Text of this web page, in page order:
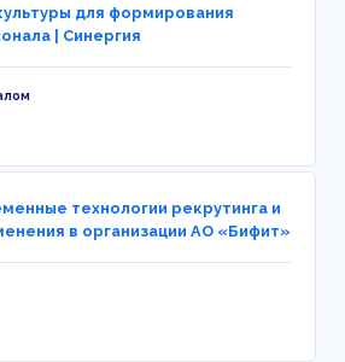
для формирования
| Синергия
технологии рекрутинга и
в организации АО «Бифит»